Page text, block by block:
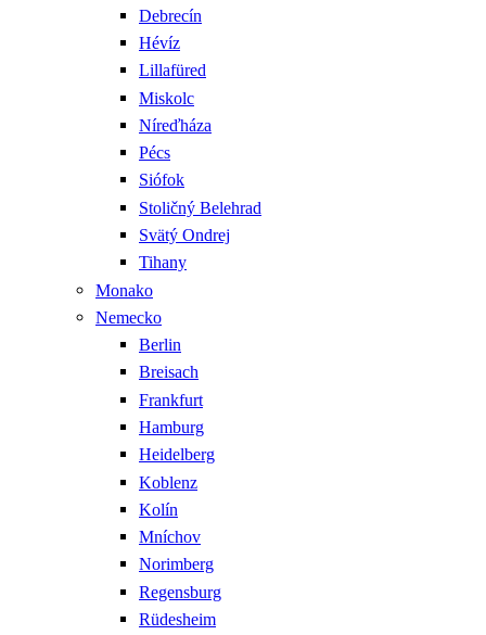
Debrecín
Hévíz
Lillafüred
Miskolc
Níreďháza
Pécs
Siófok
Stoličný Belehrad
Svätý Ondrej
Tihany
Monako
Nemecko
Berlin
Breisach
Frankfurt
Hamburg
Heidelberg
Koblenz
Kolín
Mníchov
Norimberg
Regensburg
Rüdesheim